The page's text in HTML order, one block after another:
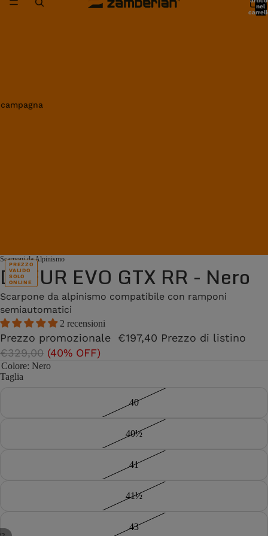
nel
PREZZO
VALIDO
SOLO
ONLINE
Scarponi da Alpinismo
DUFUR EVO GTX RR - Nero
Scarpone da alpinismo compatibile con ramponi
semiautomatici
2 recensioni
Prezzo promozionale €197,40 Prezzo di listino
€329,00 (40% OFF)
Colore: Nero
Taglia
40
40½
41
41½
43